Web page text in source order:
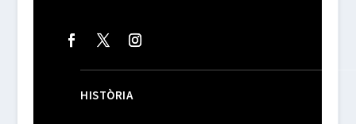
HISTÒRIA